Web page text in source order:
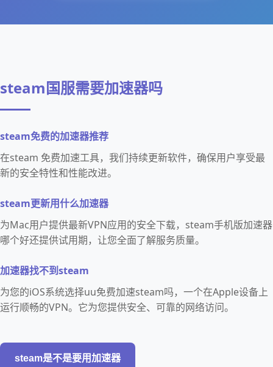
steam国服需要加速器吗
steam免费的加速器推荐
在steam 免费加速工具，我们持续更新软件，确保用户享受最
新的安全特性和性能改进。
steam更新用什么加速器
为Mac用户提供最新VPN应用的安全下载，steam手机版加速器
哪个好还提供试用期，让您全面了解服务质量。
加速器找不到steam
为您的iOS系统选择uu免费加速steam吗，一个在Apple设备上
运行顺畅的VPN。它为您提供安全、可靠的网络访问。
steam是不是要用加速器